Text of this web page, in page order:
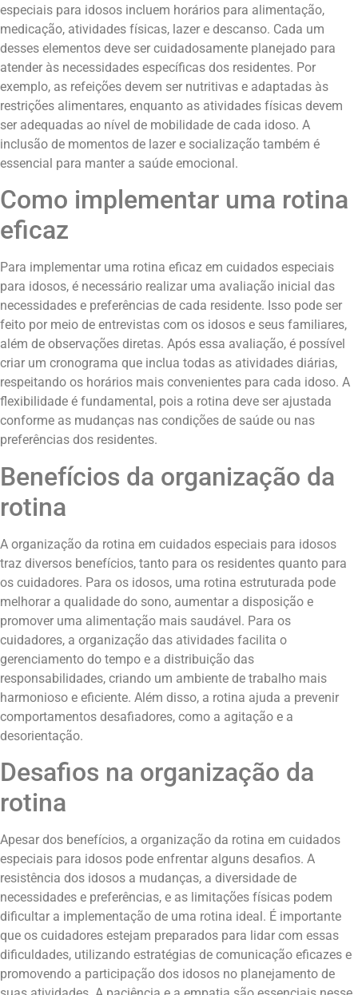
especiais para idosos incluem horários para alimentação,
medicação, atividades físicas, lazer e descanso. Cada um
desses elementos deve ser cuidadosamente planejado para
atender às necessidades específicas dos residentes. Por
exemplo, as refeições devem ser nutritivas e adaptadas às
restrições alimentares, enquanto as atividades físicas devem
ser adequadas ao nível de mobilidade de cada idoso. A
inclusão de momentos de lazer e socialização também é
essencial para manter a saúde emocional.
Como implementar uma rotina
eficaz
Para implementar uma rotina eficaz em cuidados especiais
para idosos, é necessário realizar uma avaliação inicial das
necessidades e preferências de cada residente. Isso pode ser
feito por meio de entrevistas com os idosos e seus familiares,
além de observações diretas. Após essa avaliação, é possível
criar um cronograma que inclua todas as atividades diárias,
respeitando os horários mais convenientes para cada idoso. A
flexibilidade é fundamental, pois a rotina deve ser ajustada
conforme as mudanças nas condições de saúde ou nas
preferências dos residentes.
Benefícios da organização da
rotina
A organização da rotina em cuidados especiais para idosos
traz diversos benefícios, tanto para os residentes quanto para
os cuidadores. Para os idosos, uma rotina estruturada pode
melhorar a qualidade do sono, aumentar a disposição e
promover uma alimentação mais saudável. Para os
cuidadores, a organização das atividades facilita o
gerenciamento do tempo e a distribuição das
responsabilidades, criando um ambiente de trabalho mais
harmonioso e eficiente. Além disso, a rotina ajuda a prevenir
comportamentos desafiadores, como a agitação e a
desorientação.
Desafios na organização da
rotina
Apesar dos benefícios, a organização da rotina em cuidados
especiais para idosos pode enfrentar alguns desafios. A
resistência dos idosos a mudanças, a diversidade de
necessidades e preferências, e as limitações físicas podem
dificultar a implementação de uma rotina ideal. É importante
que os cuidadores estejam preparados para lidar com essas
dificuldades, utilizando estratégias de comunicação eficazes e
promovendo a participação dos idosos no planejamento de